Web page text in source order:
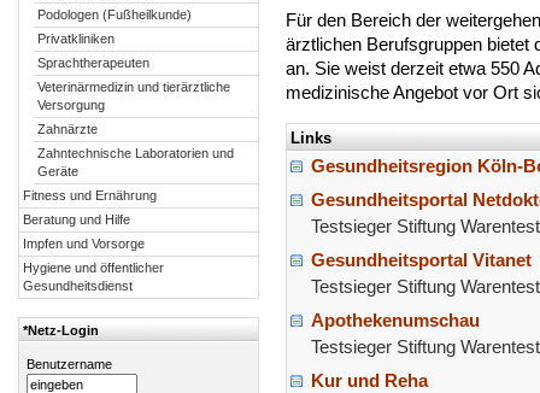
Für den Bereich der
ärztlichen Berufsgruppen bietet
an. Sie weist derzeit etwa 550
medizinische Angebot vor Ort
Links
Gesundheitsregion Köln-
Gesundheitsportal
Testsieger Stiftung Warentest
Gesundheitsportal Vitanet
Testsieger Stiftung Warentest
Apothekenumschau
Testsieger Stiftung Warentest
Kur und Reha
Podologen (Fußheilkunde)
Privatkliniken
Sprachtherapeuten
Veterinärmedizin und tierärztliche
Versorgung
Zahnärzte
Zahntechnische Laboratorien und
Geräte
Fitness und Ernährung
Beratung und Hilfe
Impfen und Vorsorge
Hygiene und öffentlicher
Gesundheitsdienst
*Netz-Login
Benutzername